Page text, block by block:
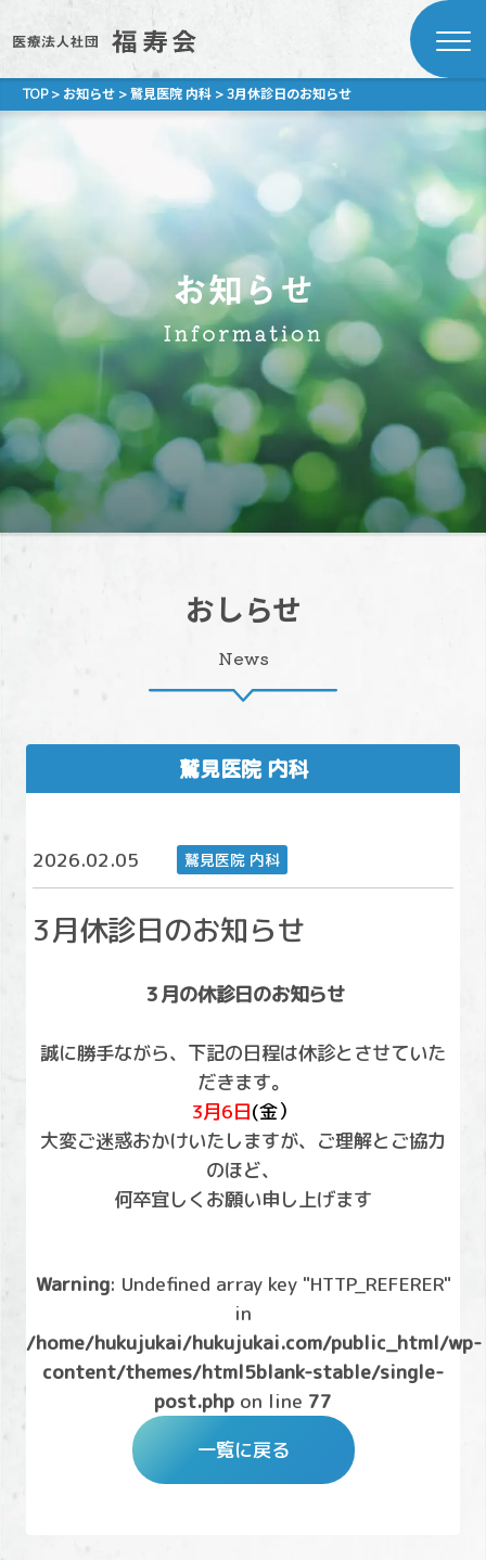
TOP> お知らせ>鷲見医院 内科>3月休診日のお知らせ
おしらせ
News
鷲見医院 内科
2026.02.05 鷲見医院 内科
3月休診日のお知らせ
３月の休診日のお知らせ
誠に勝手ながら、下記の日程は休診とさせていた
だきます。
3月6日(金）
大変ご迷惑おかけいたしますが、ご理解とご協力
のほど、
何卒宜しくお願い申し上げます
Warning: Undefined array key "HTTP_REFERER"
in
/home/hukujukai/hukujukai.com/public_html/wp-
content/themes/html5blank-stable/single-
post.php on line 77
一覧に戻る